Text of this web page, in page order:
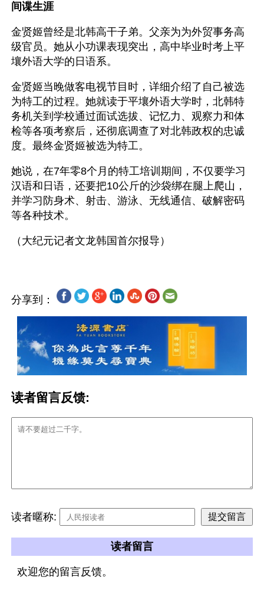
间谍生涯
金贤姬曾经是北韩高干子弟。父亲为为外贸事务高
级官员。她从小功课表现突出，高中毕业时考上平
壤外语大学的日语系。
金贤姬当晚做客电视节目时，详细介绍了自己被选
为特工的过程。她就读于平壤外语大学时，北韩特
务机关到学校通过面试选拔、记忆力、观察力和体
检等各项考察后，还彻底调查了对北韩政权的忠诚
度。最终金贤姬被选为特工。
她说，在7年零8个月的特工培训期间，不仅要学习
汉语和日语，还要把10公斤的沙袋绑在腿上爬山，
并学习防身术、射击、游泳、无线通信、破解密码
等各种技术。
分享到：
读者留言反馈:
读者暱称:
读者留言
欢迎您的留言反馈。